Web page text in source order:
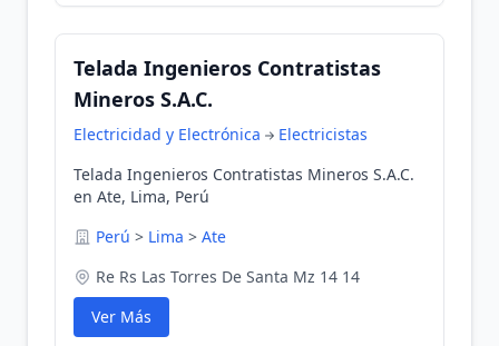
Telada Ingenieros Contratistas
Mineros S.A.C.
Electricidad y Electrónica
Electricistas
Telada Ingenieros Contratistas Mineros S.A.C.
en Ate, Lima, Perú
Perú > Lima > Ate
Re Rs Las Torres De Santa Mz 14 14
Ver Más